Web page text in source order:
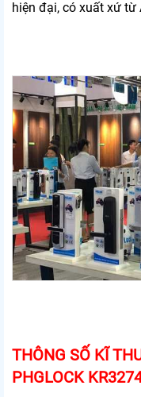
hiện đại, có xuất xứ từ
THÔNG SỐ KĨ
PHGLOCK